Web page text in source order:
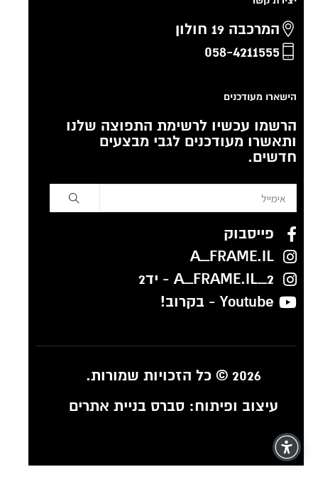
המרכבה 19 חולון
058-4211555
הישארו מעודכנים
הרשמו עכשיו לרשימת התפוצה שלנו
ותאשרו מעודכנים לגבי מבצעים
חדשים.
פייסבוק
A_FRAME.IL
A_FRAME.IL_2 - יד2
Youtube - בקרוב!
2026 © כל הזכויות שמורות.
עיצוב ופיתוח:סברס בניית אתרים